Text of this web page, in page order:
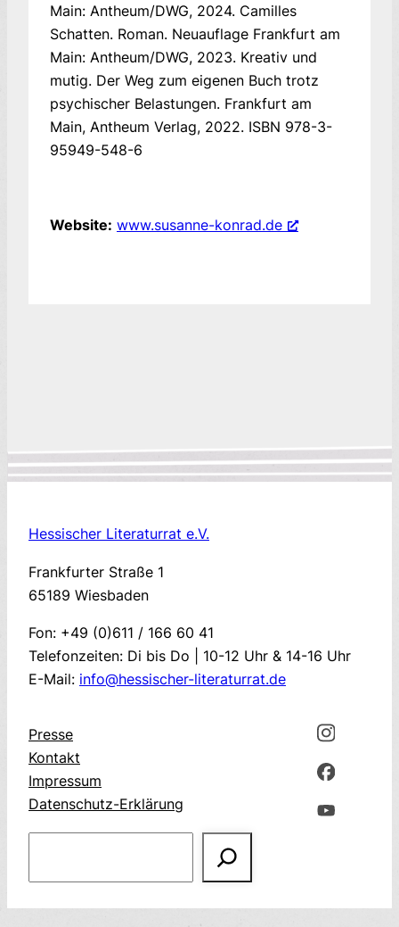
Main: Antheum/DWG, 2024. Camilles
Schatten. Roman. Neuauflage Frankfurt am
Main: Antheum/DWG, 2023. Kreativ und
mutig. Der Weg zum eigenen Buch trotz
psychischer Belastungen. Frankfurt am
Main, Antheum Verlag, 2022. ISBN 978-3-
95949-548-6
Website: www.susanne-konrad.de
Hessischer Literaturrat e.V.
Frankfurter Straße 1
65189 Wiesbaden
Fon: +49 (0)611 / 166 60 41
Telefonzeiten: Di bis Do | 10-12 Uhr & 14-16 Uhr
E-Mail: info@hessischer-literaturrat.de
Presse
Kontakt
Impressum
Datenschutz-Erklärung